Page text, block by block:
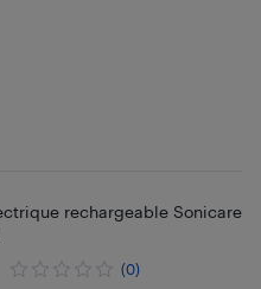
rechargeable Sonicare
(0)